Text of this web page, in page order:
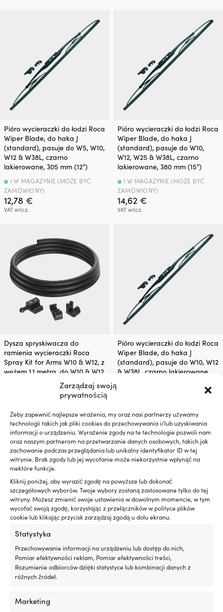
Zarządzaj swoją
prywatnością
Żeby zapewnić najlepsze wrażenia, my oraz nasi partnerzy używamy
technologii takich jak pliki cookies do przechowywania i/lub uzyskiwania
informacji o urządzeniu. Wyrażenie zgody na te technologie pozwoli nam
oraz naszym partnerom na przetwarzanie danych osobowych, takich jak
zachowanie podczas przeglądania lub unikalny identyfikator ID w tej
witrynie. Brak zgody lub jej wycofanie może niekorzystnie wpłynąć na
niektóre funkcje.
Kliknij poniżej, aby wyrazić zgodę na powyższe lub dokonać
szczegółowych wyborów. Twoje wybory zostaną zastosowane tylko do tej
witryny. Możesz zmienić swoje ustawienia w dowolnym momencie, w tym
wycofać swoją zgodę, korzystając z przełączników w polityce plików
cookie lub klikając przycisk zarządzaj zgodą u dołu ekranu.
Statystyka
Przechowywanie informacji na urządzeniu lub dostęp do nich,
Pomiar efektywności reklam, Pomiar efektywności treści,
Rozumienie odbiorców dzięki statystyce lub kombinacji danych z
różnych źródeł.
Marketing
Pióro wycieraczki do łodzi Roca
Wiper Blade, do haka J
(standard), pasuje do W5, W10,
W12 & W38L, czarno
lakierowane, 305 mm (12″)
12,78 €
VAT wlicz.
1 W MAGAZYNIE (MOŻE BYĆ
ZAMÓWIONY)
Pióro wycieraczki do łodzi Roca
Wiper Blade, do haka J
(standard), pasuje do W10,
W12, W25 & W38L, czarno
lakierowane, 380 mm (15″)
14,62 €
VAT wlicz.
1 W MAGAZYNIE (MOŻE BYĆ
ZAMÓWIONY)
Dysza spryskiwacza do
ramienia wycieraczki Roca
Spray Kit for Arms W10 & W12, z
wężem 1.1 metra, do W10 & W12
VAT wlicz.
2 W MAGAZYNIE (MOŻE BYĆ
Pióro wycieraczki do łodzi Roca
Wiper Blade, do haka J
(standard), pasuje do W10, W12
& W38L, czarno lakierowane,
17,38€
VAT wlicz.
2 W MAGAZYNIE (MOŻE BYĆ
Pióro wycieraczki do łodzi Roca
Wiper Blade, do haka J
(standard), pasuje do W10, W12
Pióro wycieraczki do łodzi Roca
Wiper Blade, do haka J